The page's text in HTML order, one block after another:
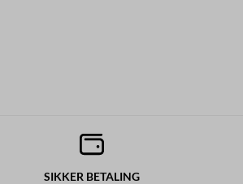
SIKKER BETALING